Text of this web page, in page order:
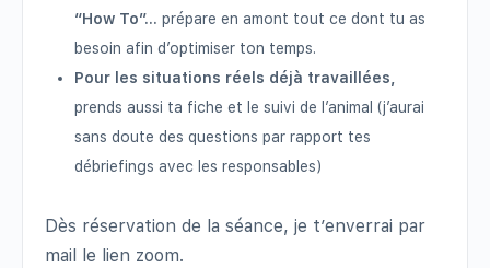
“How To”… prépare en amont tout ce dont tu as
besoin afin d’optimiser ton temps.
Pour les situations réels déjà travaillées,
prends aussi ta fiche et le suivi de l’animal (j’aurai
sans doute des questions par rapport tes
débriefings avec les responsables)
Dès réservation de la séance, je t’enverrai par
mail le lien zoom.